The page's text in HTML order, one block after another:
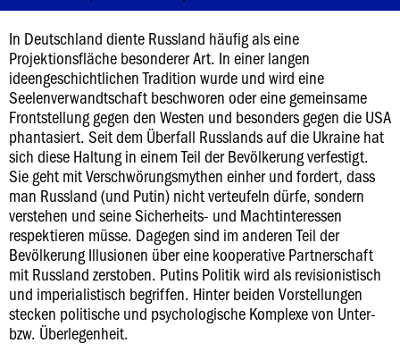
In Deutschland diente Russland häufig als eine
Projektionsfläche besonderer Art. In einer langen
ideengeschichtlichen Tradition wurde und wird eine
Seelenverwandtschaft beschworen oder eine gemeinsame
Frontstellung gegen den Westen und besonders gegen die USA
phantasiert. Seit dem Überfall Russlands auf die Ukraine hat
sich diese Haltung in einem Teil der Bevölkerung verfestigt.
Sie geht mit Verschwörungsmythen einher und fordert, dass
man Russland (und Putin) nicht verteufeln dürfe, sondern
verstehen und seine Sicherheits- und Machtinteressen
respektieren müsse. Dagegen sind im anderen Teil der
Bevölkerung Illusionen über eine kooperative Partnerschaft
mit Russland zerstoben. Putins Politik wird als revisionistisch
und imperialistisch begriffen. Hinter beiden Vorstellungen
stecken politische und psychologische Komplexe von Unter-
bzw. Überlegenheit.